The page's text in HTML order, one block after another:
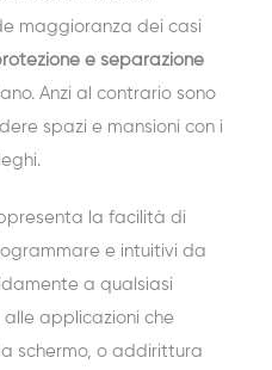
maggioranza dei casi
e separazione
Anzi al contrario sono
spazi e mansioni con i
la facilità di
e intuitivi da
a qualsiasi
applicazioni che
schermo, o addirittura